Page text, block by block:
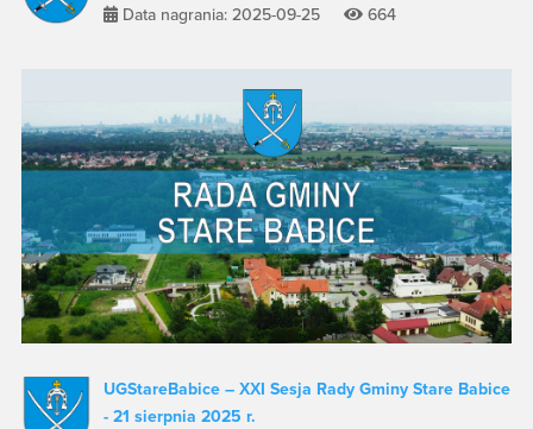
Data nagrania: 2025-09-25
664
UGStareBabice – XXI Sesja Rady Gminy Stare Babice
- 21 sierpnia 2025 r.